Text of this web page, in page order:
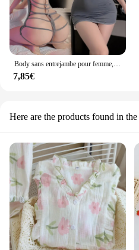
Body sans entrejambe pour femme, costume de batterie, tenue de strip-teaseuse, vêtements de corps, nouvelle lingerie, 2023
7,85€
Here are the products found in the